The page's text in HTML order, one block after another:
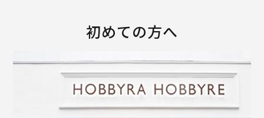
初めての方へ